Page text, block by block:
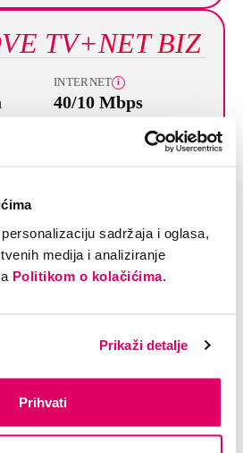
sadržaja i oglasa,
medija i analiziranje
Politikom o kolačićima
Prikaži detalje
Prihvati
TV+NET BIZ
INTERNET i
40/10 Mbps
KM/mj
TV+NET
BIZ